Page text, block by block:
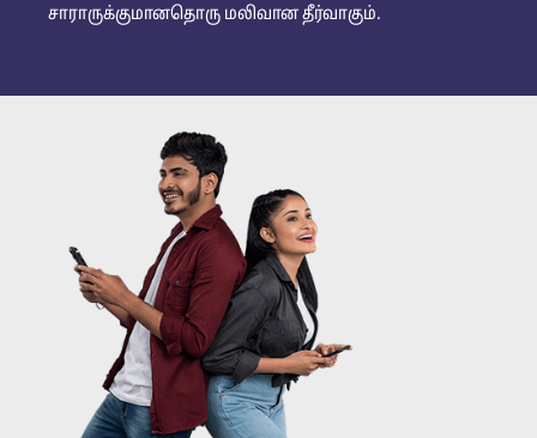
சாராருக்குமானதொரு மலிவான தீர்வாகும்.